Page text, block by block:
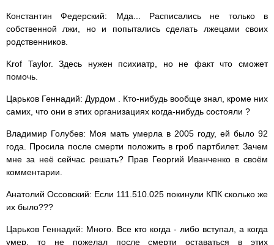
Константин Федерский: Мда... Расписались не только в
собственной лжи, но и попытались сделать лжецами своих
родственников.
Krof Taylor. Здесь нужен психиатр, но не факт что сможет
помочь.
Царьков Геннадий: Дурдом . Кто-нибудь вообще знал, кроме них
самих, что они в этих организациях когда-нибудь состояли ?
Владимир Голубев: Моя мать умерла в 2005 году, ей было 92
года. Просила после смерти положить в гроб партбилет. Зачем
мне за неё сейчас решать? Прав Георгий Иванченко в своём
комментарии.
Анатолий Оссовский: Если 111.510.025 покинули КПК сколько же
их было???
Царьков Геннадий: Много. Все кто когда - либо вступал, а когда
умер, то не пожелал после смерти оставаться в этих